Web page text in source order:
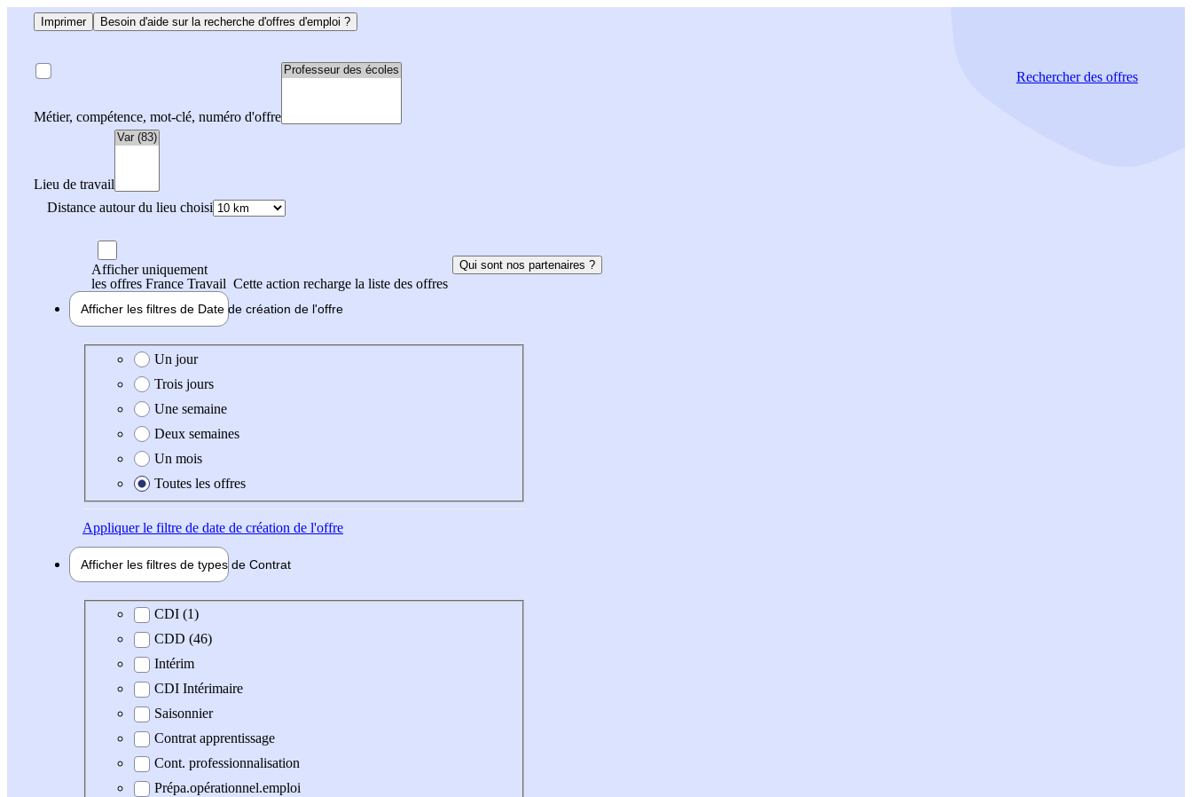
Imprimer Besoin d'aide sur la recherche d'offres d'emploi ?
Métier, compétence, mot-clé, numéro d'offre
Lieu de travail
Distance autour du lieu choisi
Rechercherdes offres
Afficher uniquement
les offres France Travail Cette action recharge la liste des offres
Qui sont nos partenaires ?
Afficher les filtres de Date de création de l'offre
Date de création de l'offre
Un jour
Trois jours
Une semaine
Deux semaines
Un mois
Toutes les offres
Appliquerle filtre de date de création de l'offre
Afficher les filtres de types de Contrat
Type de contrat
CDI (1)
CDD (46)
Intérim
CDI Intérimaire
Saisonnier
Contrat apprentissage
Cont. professionnalisation
Prépa.opérationnel.emploi